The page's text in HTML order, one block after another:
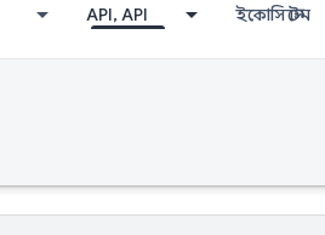
API, API ইকোসিস্টেম